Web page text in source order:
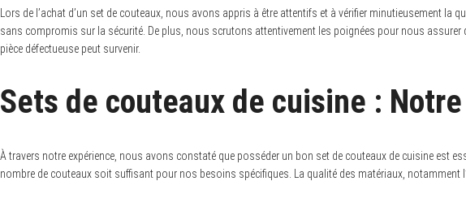
Lors de l’achat d’un set de couteaux, nous avons appris à être attentifs et à vérifier minutieusement
sans compromis sur la sécurité. De plus, nous scrutons attentivement les poignées pour nous
pièce défectueuse peut survenir.
Sets de couteaux de cuisine :
À travers notre expérience, nous avons constaté que posséder un bon set de couteaux de cuisine est
nombre de couteaux soit suffisant pour nos besoins spécifiques. La qualité des matériaux,